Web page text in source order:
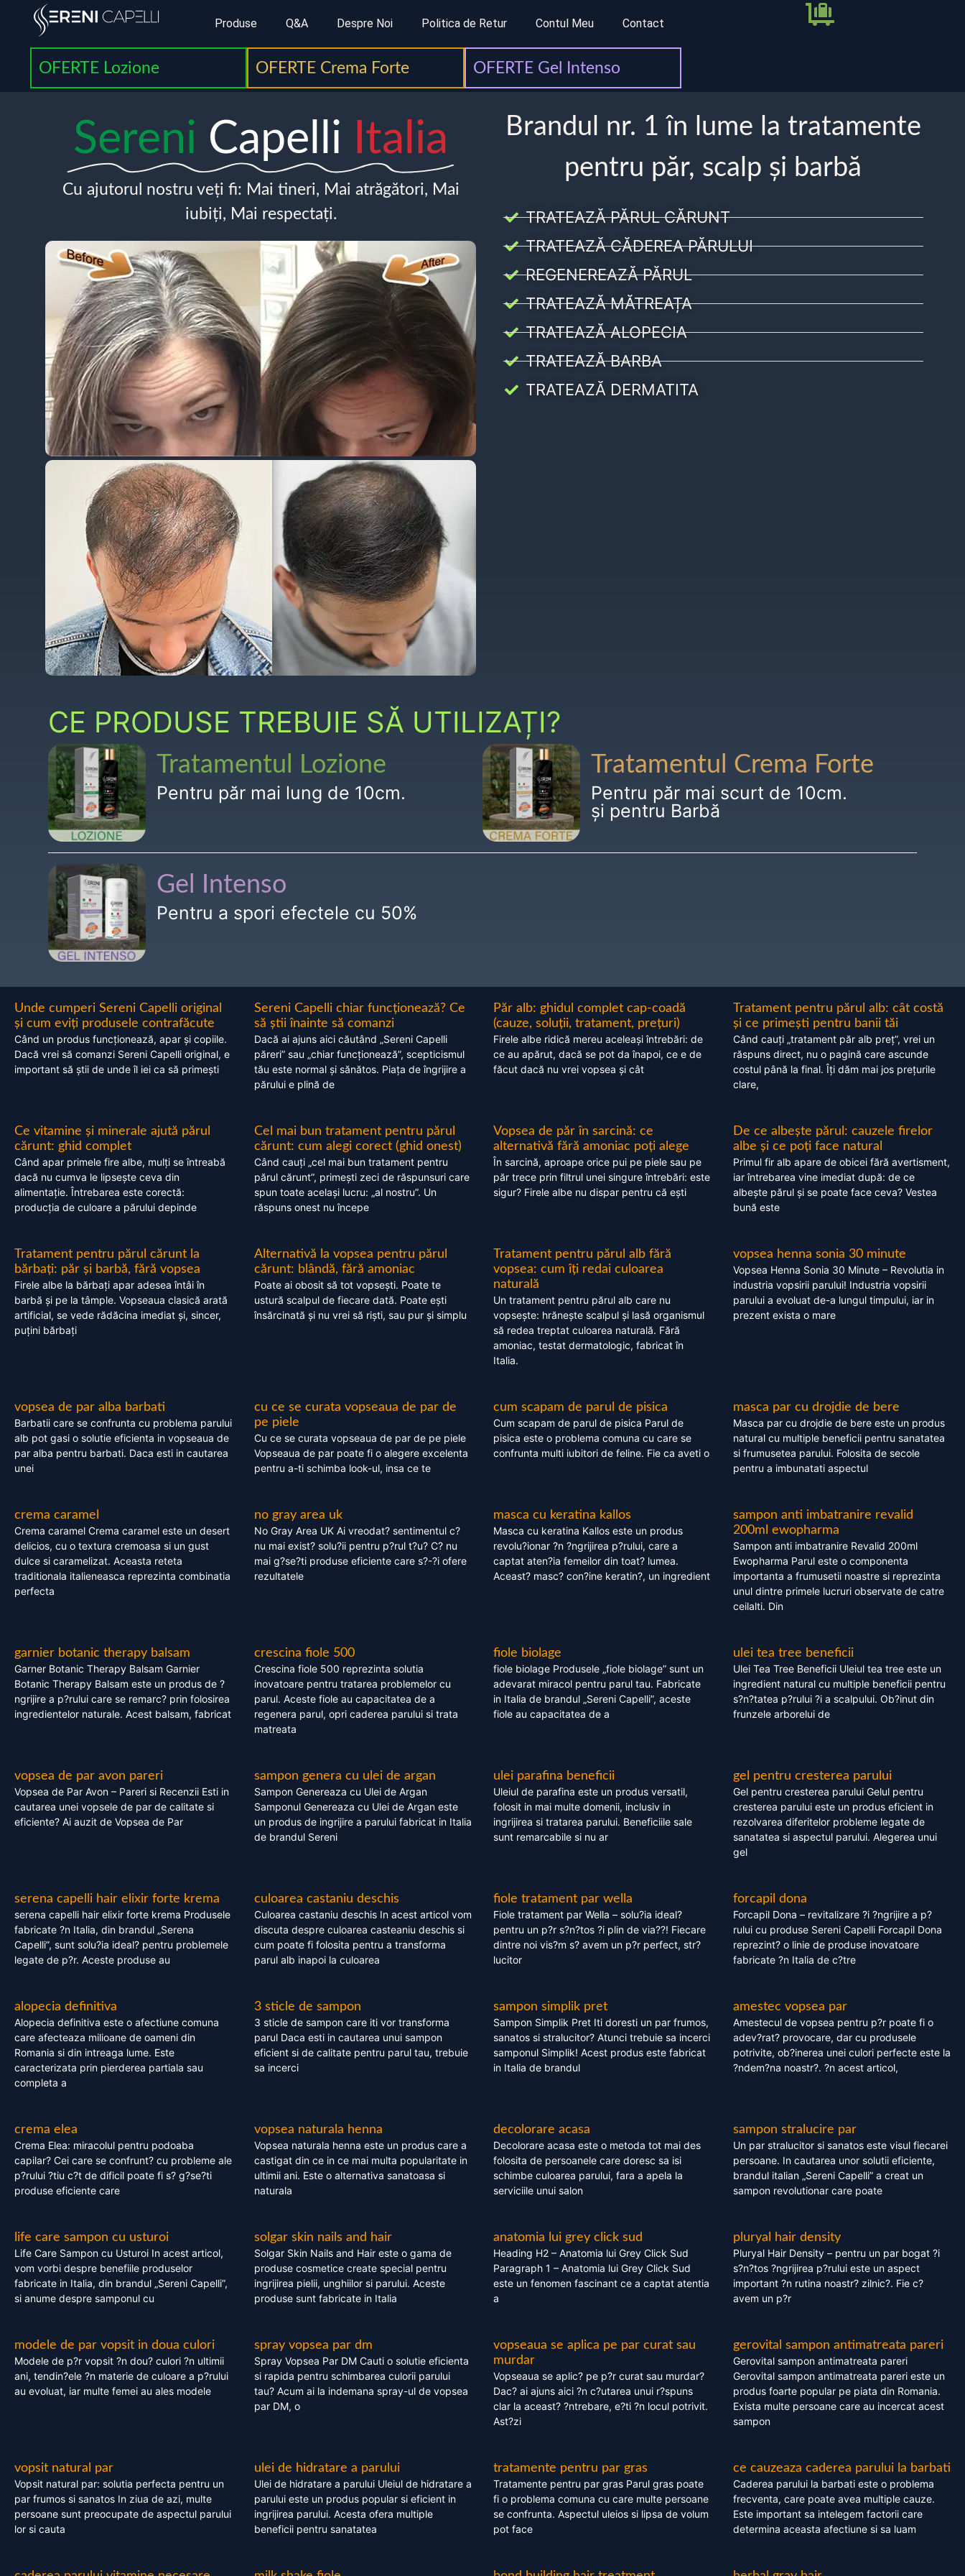
Produse Q&A Despre Noi Politica de Retur Contul Meu Contact
OFERTE Lozione OFERTE Crema Forte OFERTE Gel Intenso
Sereni Capelli Italia
Cu ajutorul nostru veți fi: Mai tineri, Mai atrăgători, Mai
iubiți, Mai respectați.
Brandul nr. 1 în lume la tratamente
pentru păr, scalp și barbă
TRATEAZĂ PĂRUL CĂRUNT
TRATEAZĂ CĂDEREA PĂRULUI
REGENEREAZĂ PĂRUL
TRATEAZĂ MĂTREAȚA
TRATEAZĂ ALOPECIA
TRATEAZĂ BARBA
TRATEAZĂ DERMATITA
CE PRODUSE TREBUIE SĂ UTILIZAȚI?
Tratamentul Lozione
Pentru păr mai lung de 10cm.
Tratamentul Crema Forte
Pentru păr mai scurt de 10cm.
și pentru Barbă
Gel Intenso
Pentru a spori efectele cu 50%
Unde cumperi Sereni Capelli original
și cum eviți produsele contrafăcute
Când un produs funcționează, apar și copiile.
Dacă vrei să comanzi Sereni Capelli original, e
important să știi de unde îl iei ca să primești
Sereni Capelli chiar funcționează? Ce
să știi înainte să comanzi
Dacă ai ajuns aici căutând „Sereni Capelli
păreri” sau „chiar funcționează”, scepticismul
tău este normal și sănătos. Piața de îngrijire a
părului e plină de
Păr alb: ghidul complet cap-coadă
(cauze, soluții, tratament, prețuri)
Firele albe ridică mereu aceleași întrebări: de
ce au apărut, dacă se pot da înapoi, ce e de
făcut dacă nu vrei vopsea și cât
Tratament pentru părul alb: cât costă
și ce primești pentru banii tăi
Când cauți „tratament păr alb preț”, vrei un
răspuns direct, nu o pagină care ascunde
costul până la final. Îți dăm mai jos prețurile
clare,
Ce vitamine și minerale ajută părul
cărunt: ghid complet
Când apar primele fire albe, mulți se întreabă
dacă nu cumva le lipsește ceva din
alimentație. Întrebarea este corectă:
producția de culoare a părului depinde
Cel mai bun tratament pentru părul
cărunt: cum alegi corect (ghid onest)
Când cauți „cel mai bun tratament pentru
părul cărunt”, primești zeci de răspunsuri care
spun toate același lucru: „al nostru”. Un
răspuns onest nu începe
Vopsea de păr în sarcină: ce
alternativă fără amoniac poți alege
În sarcină, aproape orice pui pe piele sau pe
păr trece prin filtrul unei singure întrebări: este
sigur? Firele albe nu dispar pentru că ești
De ce albește părul: cauzele firelor
albe și ce poți face natural
Primul fir alb apare de obicei fără avertisment,
iar întrebarea vine imediat după: de ce
albește părul și se poate face ceva? Vestea
bună este
Tratament pentru părul cărunt la
bărbați: păr și barbă, fără vopsea
Firele albe la bărbați apar adesea întâi în
barbă și pe la tâmple. Vopseaua clasică arată
artificial, se vede rădăcina imediat și, sincer,
puțini bărbați
Alternativă la vopsea pentru părul
cărunt: blândă, fără amoniac
Poate ai obosit să tot vopsești. Poate te
ustură scalpul de fiecare dată. Poate ești
însărcinată și nu vrei să riști, sau pur și simplu
Tratament pentru părul alb fără
vopsea: cum îți redai culoarea
naturală
Un tratament pentru părul alb care nu
vopsește: hrănește scalpul și lasă organismul
să redea treptat culoarea naturală. Fără
amoniac, testat dermatologic, fabricat în
Italia.
vopsea henna sonia 30 minute
Vopsea Henna Sonia 30 Minute – Revolutia in
industria vopsirii parului! Industria vopsirii
parului a evoluat de-a lungul timpului, iar in
prezent exista o mare
vopsea de par alba barbati
Barbatii care se confrunta cu problema parului
alb pot gasi o solutie eficienta in vopseaua de
par alba pentru barbati. Daca esti in cautarea
unei
cu ce se curata vopseaua de par de
pe piele
Cu ce se curata vopseaua de par de pe piele
Vopseaua de par poate fi o alegere excelenta
pentru a-ti schimba look-ul, insa ce te
cum scapam de parul de pisica
Cum scapam de parul de pisica Parul de
pisica este o problema comuna cu care se
confrunta multi iubitori de feline. Fie ca aveti o
masca par cu drojdie de bere
Masca par cu drojdie de bere este un produs
natural cu multiple beneficii pentru sanatatea
si frumusetea parului. Folosita de secole
pentru a imbunatati aspectul
crema caramel
Crema caramel Crema caramel este un desert
delicios, cu o textura cremoasa si un gust
dulce si caramelizat. Aceasta reteta
traditionala italieneasca reprezinta combinatia
perfecta
no gray area uk
No Gray Area UK Ai vreodat? sentimentul c?
nu mai exist? solu?ii pentru p?rul t?u? C? nu
mai g?se?ti produse eficiente care s?-?i ofere
rezultatele
masca cu keratina kallos
Masca cu keratina Kallos este un produs
revolu?ionar ?n ?ngrijirea p?rului, care a
captat aten?ia femeilor din toat? lumea.
Aceast? masc? con?ine keratin?, un ingredient
sampon anti imbatranire revalid
200ml ewopharma
Sampon anti imbatranire Revalid 200ml
Ewopharma Parul este o componenta
importanta a frumusetii noastre si reprezinta
unul dintre primele lucruri observate de catre
ceilalti. Din
garnier botanic therapy balsam
Garner Botanic Therapy Balsam Garnier
Botanic Therapy Balsam este un produs de ?
ngrijire a p?rului care se remarc? prin folosirea
ingredientelor naturale. Acest balsam, fabricat
crescina fiole 500
Crescina fiole 500 reprezinta solutia
inovatoare pentru tratarea problemelor cu
parul. Aceste fiole au capacitatea de a
regenera parul, opri caderea parului si trata
matreata
fiole biolage
fiole biolage Produsele „fiole biolage” sunt un
adevarat miracol pentru parul tau. Fabricate
in Italia de brandul „Sereni Capelli”, aceste
fiole au capacitatea de a
ulei tea tree beneficii
Ulei Tea Tree Beneficii Uleiul tea tree este un
ingredient natural cu multiple beneficii pentru
s?n?tatea p?rului ?i a scalpului. Ob?inut din
frunzele arborelui de
vopsea de par avon pareri
Vopsea de Par Avon – Pareri si Recenzii Esti in
cautarea unei vopsele de par de calitate si
eficiente? Ai auzit de Vopsea de Par
sampon genera cu ulei de argan
Sampon Genereaza cu Ulei de Argan
Samponul Genereaza cu Ulei de Argan este
un produs de ingrijire a parului fabricat in Italia
de brandul Sereni
ulei parafina beneficii
Uleiul de parafina este un produs versatil,
folosit in mai multe domenii, inclusiv in
ingrijirea si tratarea parului. Beneficiile sale
sunt remarcabile si nu ar
gel pentru cresterea parului
Gel pentru cresterea parului Gelul pentru
cresterea parului este un produs eficient in
rezolvarea diferitelor probleme legate de
sanatatea si aspectul parului. Alegerea unui
gel
serena capelli hair elixir forte krema
serena capelli hair elixir forte krema Produsele
fabricate ?n Italia, din brandul „Serena
Capelli”, sunt solu?ia ideal? pentru problemele
legate de p?r. Aceste produse au
culoarea castaniu deschis
Culoarea castaniu deschis In acest articol vom
discuta despre culoarea casteaniu deschis si
cum poate fi folosita pentru a transforma
parul alb inapoi la culoarea
fiole tratament par wella
Fiole tratament par Wella – solu?ia ideal?
pentru un p?r s?n?tos ?i plin de via??! Fiecare
dintre noi vis?m s? avem un p?r perfect, str?
lucitor
forcapil dona
Forcapil Dona – revitalizare ?i ?ngrijire a p?
rului cu produse Sereni Capelli Forcapil Dona
reprezint? o linie de produse inovatoare
fabricate ?n Italia de c?tre
alopecia definitiva
Alopecia definitiva este o afectiune comuna
care afecteaza milioane de oameni din
Romania si din intreaga lume. Este
caracterizata prin pierderea partiala sau
completa a
3 sticle de sampon
3 sticle de sampon care iti vor transforma
parul Daca esti in cautarea unui sampon
eficient si de calitate pentru parul tau, trebuie
sa incerci
sampon simplik pret
Sampon Simplik Pret Iti doresti un par frumos,
sanatos si stralucitor? Atunci trebuie sa incerci
samponul Simplik! Acest produs este fabricat
in Italia de brandul
amestec vopsea par
Amestecul de vopsea pentru p?r poate fi o
adev?rat? provocare, dar cu produsele
potrivite, ob?inerea unei culori perfecte este la
?ndem?na noastr?. ?n acest articol,
crema elea
Crema Elea: miracolul pentru podoaba
capilar? Cei care se confrunt? cu probleme ale
p?rului ?tiu c?t de dificil poate fi s? g?se?ti
produse eficiente care
vopsea naturala henna
Vopsea naturala henna este un produs care a
castigat din ce in ce mai multa popularitate in
ultimii ani. Este o alternativa sanatoasa si
naturala
decolorare acasa
Decolorare acasa este o metoda tot mai des
folosita de persoanele care doresc sa isi
schimbe culoarea parului, fara a apela la
serviciile unui salon
sampon stralucire par
Un par stralucitor si sanatos este visul fiecarei
persoane. In cautarea unor solutii eficiente,
brandul italian „Sereni Capelli” a creat un
sampon revolutionar care poate
life care sampon cu usturoi
Life Care Sampon cu Usturoi In acest articol,
vom vorbi despre benefiile produselor
fabricate in Italia, din brandul „Sereni Capelli”,
si anume despre samponul cu
solgar skin nails and hair
Solgar Skin Nails and Hair este o gama de
produse cosmetice create special pentru
ingrijirea pielii, unghiilor si parului. Aceste
produse sunt fabricate in Italia
anatomia lui grey click sud
Heading H2 – Anatomia lui Grey Click Sud
Paragraph 1 – Anatomia lui Grey Click Sud
este un fenomen fascinant ce a captat atentia
a
pluryal hair density
Pluryal Hair Density – pentru un par bogat ?i
s?n?tos ?ngrijirea p?rului este un aspect
important ?n rutina noastr? zilnic?. Fie c?
avem un p?r
modele de par vopsit in doua culori
Modele de p?r vopsit ?n dou? culori ?n ultimii
ani, tendin?ele ?n materie de culoare a p?rului
au evoluat, iar multe femei au ales modele
spray vopsea par dm
Spray Vopsea Par DM Cauti o solutie eficienta
si rapida pentru schimbarea culorii parului
tau? Acum ai la indemana spray-ul de vopsea
par DM, o
vopseaua se aplica pe par curat sau
murdar
Vopseaua se aplic? pe p?r curat sau murdar?
Dac? ai ajuns aici ?n c?utarea unui r?spuns
clar la aceast? ?ntrebare, e?ti ?n locul potrivit.
Ast?zi
gerovital sampon antimatreata pareri
Gerovital sampon antimatreata pareri
Gerovital sampon antimatreata pareri este un
produs foarte popular pe piata din Romania.
Exista multe persoane care au incercat acest
sampon
vopsit natural par
Vopsit natural par: solutia perfecta pentru un
par frumos si sanatos In ziua de azi, multe
persoane sunt preocupate de aspectul parului
lor si cauta
ulei de hidratare a parului
Ulei de hidratare a parului Uleiul de hidratare a
parului este un produs popular si eficient in
ingrijirea parului. Acesta ofera multiple
beneficii pentru sanatatea
tratamente pentru par gras
Tratamente pentru par gras Parul gras poate
fi o problema comuna cu care multe persoane
se confrunta. Aspectul uleios si lipsa de volum
pot face
ce cauzeaza caderea parului la barbati
Caderea parului la barbati este o problema
frecventa, care poate avea multiple cauze.
Este important sa intelegem factorii care
determina aceasta afectiune si sa luam